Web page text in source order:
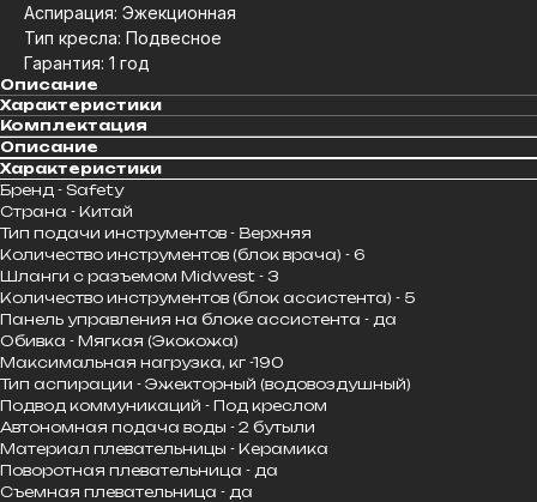
Аспирация: Эжекционная
Тип кресла: Подвесное
Гарантия: 1 год
Описание
Характеристики
Комплектация
Описание
Характеристики
Бренд - Safety
Страна - Китай
Тип подачи инструментов - Верхняя
Количество инструментов (блок врача) - 6
Шланги с разъемом Midwest - 3
Количество инструментов (блок ассистента) - 5
Панель управления на блоке ассистента - да
Обивка - Мягкая (Экокожа)
Максимальная нагрузка, кг -190
Тип аспирации - Эжекторный (водовоздушный)
Подвод коммуникаций - Под креслом
Автономная подача воды - 2 бутыли
Материал плевательницы - Керамика
Поворотная плевательница - да
Съемная плевательница - да